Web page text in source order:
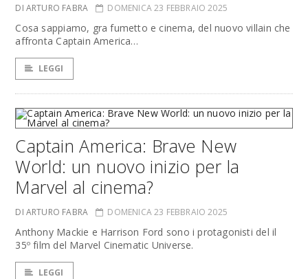
DI ARTURO FABRA DOMENICA 23 FEBBRAIO 2025
Cosa sappiamo, gra fumetto e cinema, del nuovo villain che
affronta Captain America…
LEGGI
Captain America: Brave New
World: un nuovo inizio per la
Marvel al cinema?
DI ARTURO FABRA DOMENICA 23 FEBBRAIO 2025
Anthony Mackie e Harrison Ford sono i protagonisti del il
35º film del Marvel Cinematic Universe.
LEGGI